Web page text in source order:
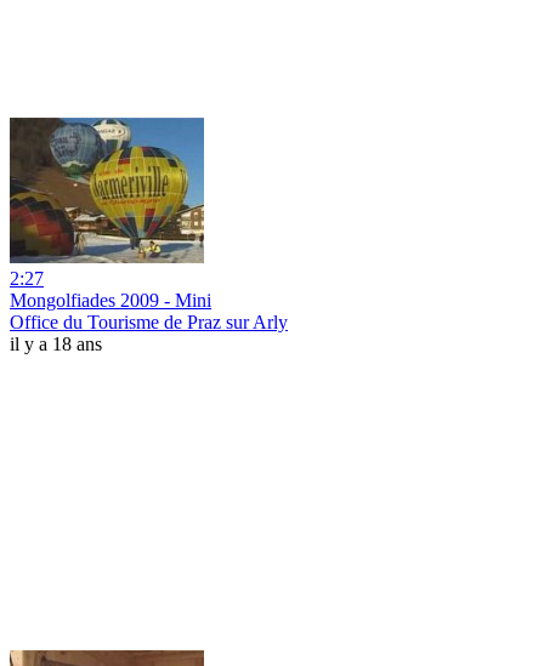
2:27
Mongolfiades 2009 - Mini
Office du Tourisme de Praz sur Arly
il y a 18 ans